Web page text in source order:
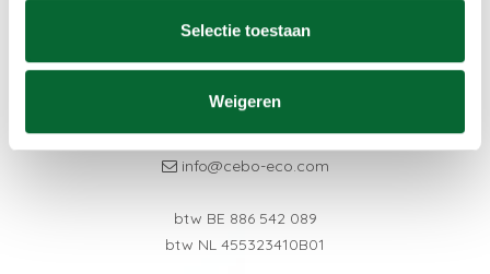
Selectie toestaan
Weigeren
Contact
+32 (0)3 666 86 00
+32 (0)477 38 01 15
info@cebo-eco.com
btw BE 886 542 089
btw NL 455323410B01